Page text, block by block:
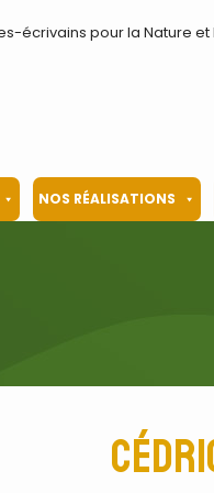
écrivains pour la Nature et
NOS RÉALISATIONS